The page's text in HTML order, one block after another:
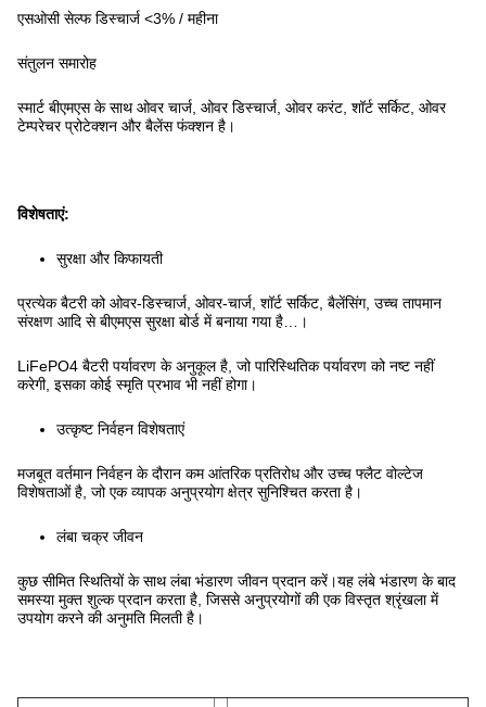
एसओसी सेल्फ डिस्चार्ज <3% / महीना
संतुलन समारोह
स्मार्ट बीएमएस के साथ ओवर चार्ज, ओवर डिस्चार्ज, ओवर करंट, शॉर्ट सर्किट, ओवर
टेम्परेचर प्रोटेक्शन और बैलेंस फंक्शन है।
विशेषताएं:
सुरक्षा और किफायती
प्रत्येक बैटरी को ओवर-डिस्चार्ज, ओवर-चार्ज, शॉर्ट सर्किट, बैलेंसिंग, उच्च तापमान
संरक्षण आदि से बीएमएस सुरक्षा बोर्ड में बनाया गया है…।
LiFePO4 बैटरी पर्यावरण के अनुकूल है, जो पारिस्थितिक पर्यावरण को नष्ट नहीं
करेगी, इसका कोई स्मृति प्रभाव भी नहीं होगा।
उत्कृष्ट निर्वहन विशेषताएं
मजबूत वर्तमान निर्वहन के दौरान कम आंतरिक प्रतिरोध और उच्च फ्लैट वोल्टेज
विशेषताओं है, जो एक व्यापक अनुप्रयोग क्षेत्र सुनिश्चित करता है।
लंबा चक्र जीवन
कुछ सीमित स्थितियों के साथ लंबा भंडारण जीवन प्रदान करें।यह लंबे भंडारण के बाद
समस्या मुक्त शुल्क प्रदान करता है, जिससे अनुप्रयोगों की एक विस्तृत श्रृंखला में
उपयोग करने की अनुमति मिलती है।